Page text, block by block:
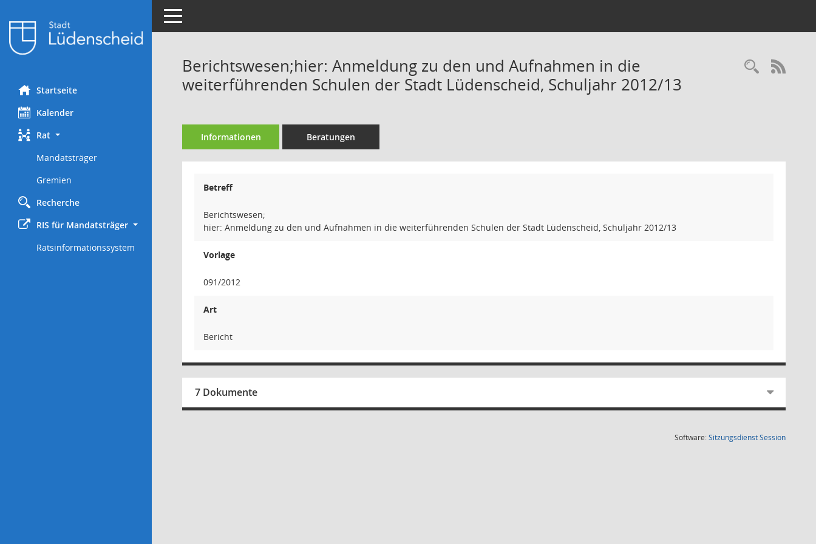
Startseite
Kalender
Rat
Mandatsträger
Gremien
Recherche
RIS für Mandatsträger
Ratsinformationssystem
Toggle navigation
Berichtswesen;hier: Anmeldung zu den und Aufnahmen in die
weiterführenden Schulen der Stadt Lüdenscheid, Schuljahr 2012/13
Informationen Beratungen
Betreff
Berichtswesen;
hier: Anmeldung zu den und Aufnahmen in die weiterführenden Schulen der Stadt Lüdenscheid, Schuljahr 2012/13
Vorlage
091/2012
Art
Bericht
7 Dokumente
Software:SitzungsdienstSession(Wird in